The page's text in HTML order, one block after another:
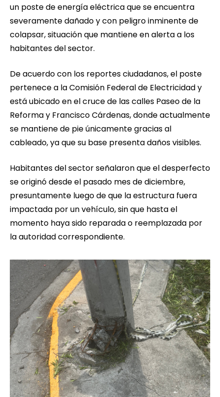
un poste de energía eléctrica que se encuentra
severamente dañado y con peligro inminente de
colapsar, situación que mantiene en alerta a los
habitantes del sector.
De acuerdo con los reportes ciudadanos, el poste
pertenece a la Comisión Federal de Electricidad y
está ubicado en el cruce de las calles Paseo de la
Reforma y Francisco Cárdenas, donde actualmente
se mantiene de pie únicamente gracias al
cableado, ya que su base presenta daños visibles.
Habitantes del sector señalaron que el desperfecto
se originó desde el pasado mes de diciembre,
presuntamente luego de que la estructura fuera
impactada por un vehículo, sin que hasta el
momento haya sido reparada o reemplazada por
la autoridad correspondiente.